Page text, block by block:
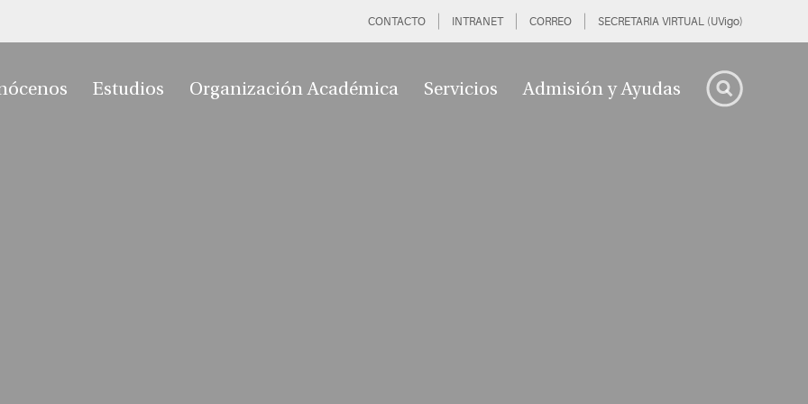
CONTACTO INTRANET CORREO SECRETARIA VIRTUAL (UVigo)
Estudios Organización Académica Servicios Admisión y Ayudas